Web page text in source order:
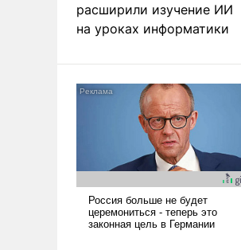
расширили изучение ИИ
на уроках информатики